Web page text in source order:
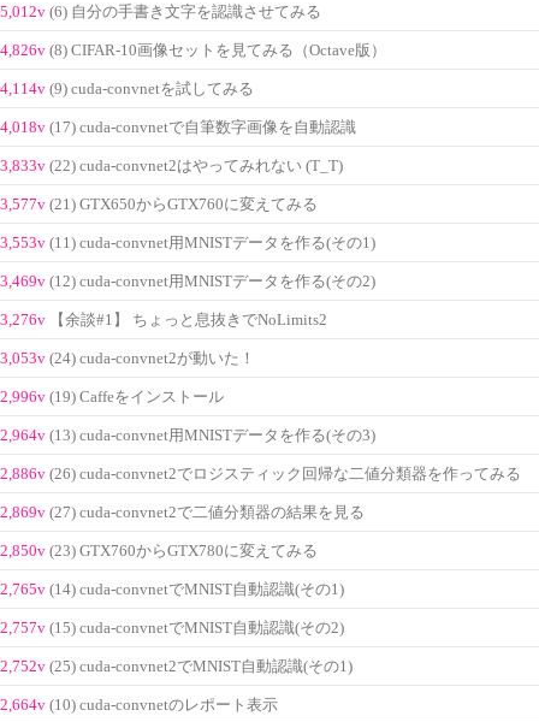
5,012v (6) 自分の手書き文字を認識させてみる
4,826v (8) CIFAR-10画像セットを見てみる（Octave版）
4,114v (9) cuda-convnetを試してみる
4,018v (17) cuda-convnetで自筆数字画像を自動認識
3,833v (22) cuda-convnet2はやってみれない (T_T)
3,577v (21) GTX650からGTX760に変えてみる
3,553v (11) cuda-convnet用MNISTデータを作る(その1)
3,469v (12) cuda-convnet用MNISTデータを作る(その2)
3,276v 【余談#1】 ちょっと息抜きでNoLimits2
3,053v (24) cuda-convnet2が動いた！
2,996v (19) Caffeをインストール
2,964v (13) cuda-convnet用MNISTデータを作る(その3)
2,886v (26) cuda-convnet2でロジスティック回帰な二値分類器を作ってみる
2,869v (27) cuda-convnet2で二値分類器の結果を見る
2,850v (23) GTX760からGTX780に変えてみる
2,765v (14) cuda-convnetでMNIST自動認識(その1)
2,757v (15) cuda-convnetでMNIST自動認識(その2)
2,752v (25) cuda-convnet2でMNIST自動認識(その1)
2,664v (10) cuda-convnetのレポート表示